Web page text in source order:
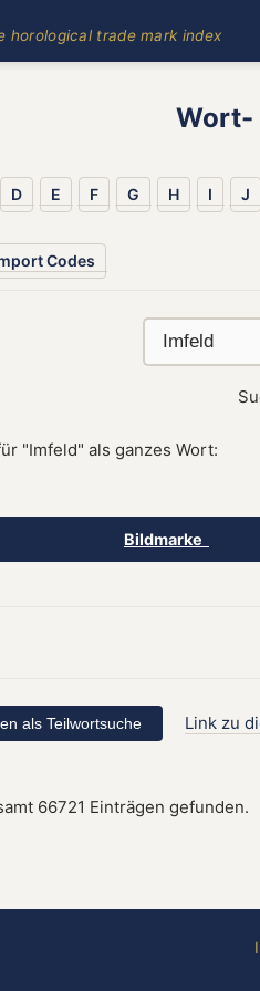
horological trade mark index
Wort-
D E F G H I J
Codes
"Imfeld" als ganzes Wort:
Bildmarke
Link zu
66721 Einträgen gefunden.